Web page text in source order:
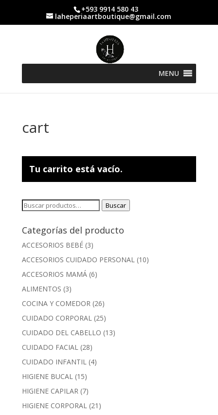
+593 9914 580 43
laheperiaartboutique@gmail.com
MENU
cart
Tu carrito está vacío.
Buscar
Buscar
Categorías del producto
ACCESORIOS BEBÉ (3)
ACCESORIOS CUIDADO PERSONAL (10)
ACCESORIOS MAMÁ (6)
ALIMENTOS (3)
COCINA Y COMEDOR (26)
CUIDADO CORPORAL (25)
CUIDADO DEL CABELLO (13)
CUIDADO FACIAL (28)
CUIDADO INFANTIL (4)
HIGIENE BUCAL (15)
HIGIENE CAPILAR (7)
HIGIENE CORPORAL (21)